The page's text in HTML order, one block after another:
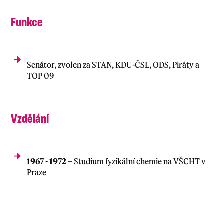
Funkce
Senátor, zvolen za STAN, KDU-ČSL, ODS, Piráty a
TOP 09
Vzdělání
1967 - 1972– Studium fyzikální chemie na VŠCHT v
Praze